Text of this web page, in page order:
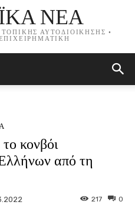
ΝΕΑ
ΑΥΤΟΔΙΟΙΚΗΣΗΣ •
κονβόι
από τη
0
217